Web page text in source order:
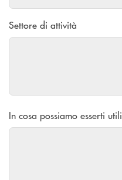
Settore di attività
In cosa possiamo esserti utili